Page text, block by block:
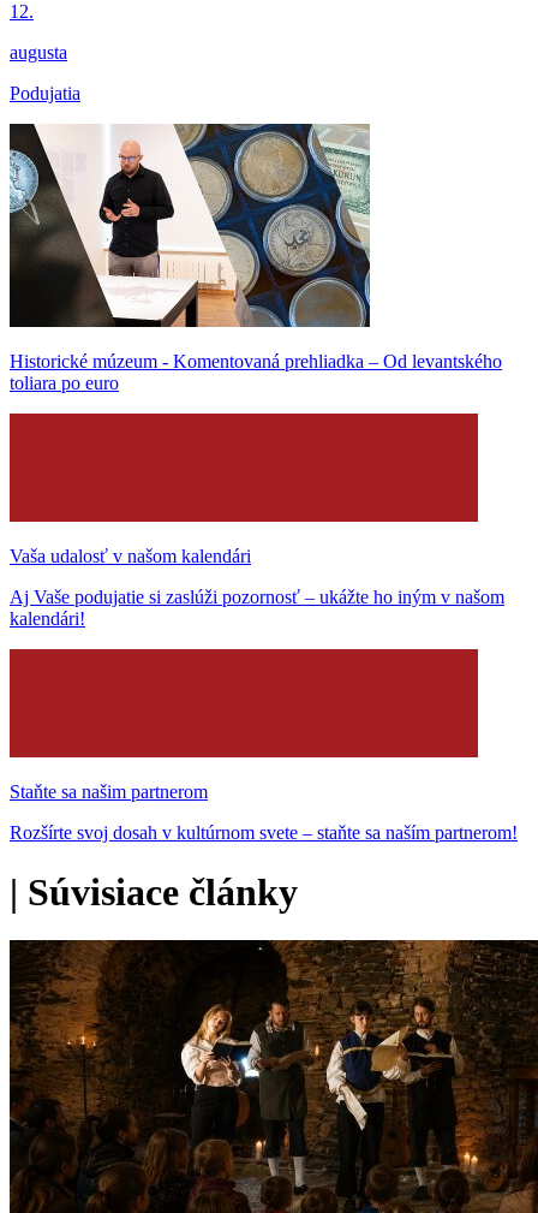
12.
augusta
Podujatia
Historické múzeum - Komentovaná prehliadka – Od levantského
toliara po euro
Vaša udalosť v našom kalendári
Aj Vaše podujatie si zaslúži pozornosť – ukážte ho iným v našom
kalendári!
Staňte sa našim partnerom
Rozšírte svoj dosah v kultúrnom svete – staňte sa naším partnerom!
| Súvisiace články